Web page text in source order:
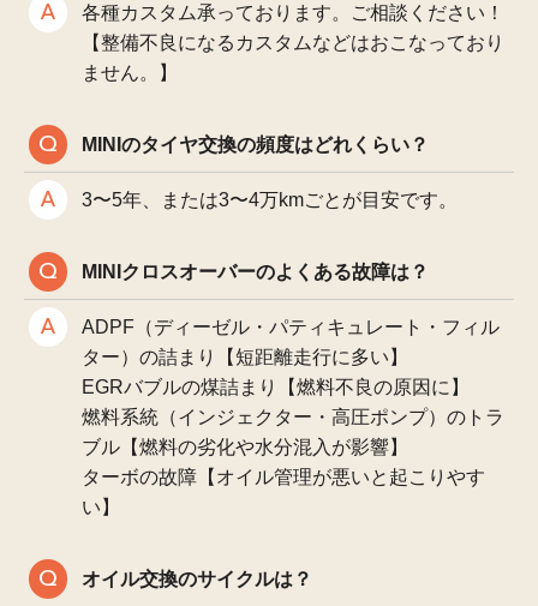
各種カスタム承っております。ご相談ください！
【整備不良になるカスタムなどはおこなっており
ません。】
MINIのタイヤ交換の頻度はどれくらい？
3〜5年、または3〜4万kmごとが目安です。
MINIクロスオーバーのよくある故障は？
ADPF（ディーゼル・パティキュレート・フィル
ター）の詰まり【短距離走行に多い】
EGRバブルの煤詰まり【燃料不良の原因に】
燃料系統（インジェクター・高圧ポンプ）のトラ
ブル【燃料の劣化や水分混入が影響】
ターボの故障【オイル管理が悪いと起こりやす
い】
オイル交換のサイクルは？